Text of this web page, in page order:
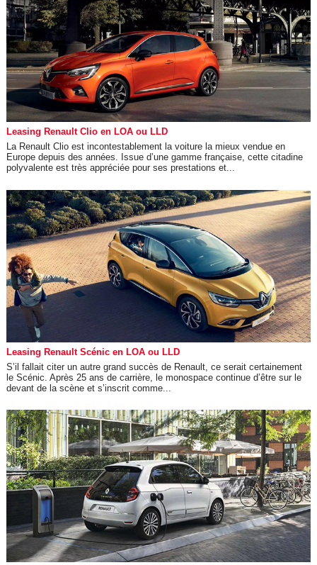
Leasing Renault Clio en LOA ou LLD
La Renault Clio est incontestablement la voiture la mieux vendue en
Europe depuis des années. Issue d’une gamme française, cette citadine
polyvalente est très appréciée pour ses prestations et...
Leasing Renault Scénic en LOA ou LLD
S’il fallait citer un autre grand succès de Renault, ce serait certainement
le Scénic. Après 25 ans de carrière, le monospace continue d’être sur le
devant de la scène et s’inscrit comme...